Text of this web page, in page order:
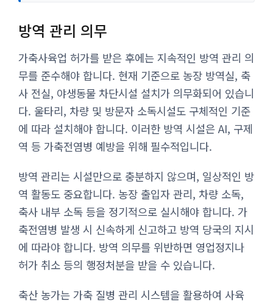
방역 관리 의무
가축사육업 허가를 받은 후에는 지속적인 방역 관리 의
무를 준수해야 합니다. 현재 기준으로 농장 방역실, 축
사 전실, 야생동물 차단시설 설치가 의무화되어 있습니
다. 울타리, 차량 및 방문자 소독시설도 구체적인 기준
에 따라 설치해야 합니다. 이러한 방역 시설은 AI, 구제
역 등 가축전염병 예방을 위해 필수적입니다.
방역 관리는 시설만으로 충분하지 않으며, 일상적인 방
역 활동도 중요합니다. 농장 출입자 관리, 차량 소독,
축사 내부 소독 등을 정기적으로 실시해야 합니다. 가
축전염병 발생 시 신속하게 신고하고 방역 당국의 지시
에 따라야 합니다. 방역 의무를 위반하면 영업정지나
허가 취소 등의 행정처분을 받을 수 있습니다.
축산 농가는 가축 질병 관리 시스템을 활용하여 사육